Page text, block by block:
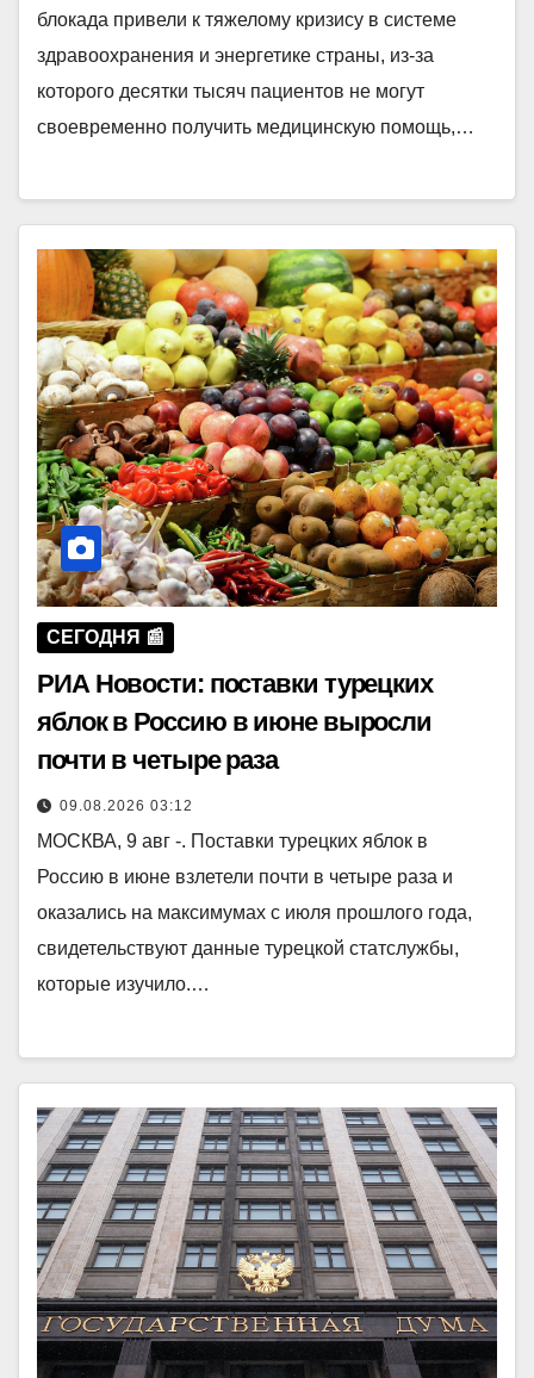
блокада привели к тяжелому кризису в системе
здравоохранения и энергетике страны, из-за
которого десятки тысяч пациентов не могут
своевременно получить медицинскую помощь,…
СЕГОДНЯ 📰
РИА Новости: поставки турецких
яблок в Россию в июне выросли
почти в четыре раза
09.08.2026 03:12
МОСКВА, 9 авг -. Поставки турецких яблок в
Россию в июне взлетели почти в четыре раза и
оказались на максимумах с июля прошлого года,
свидетельствуют данные турецкой статслужбы,
которые изучило.…